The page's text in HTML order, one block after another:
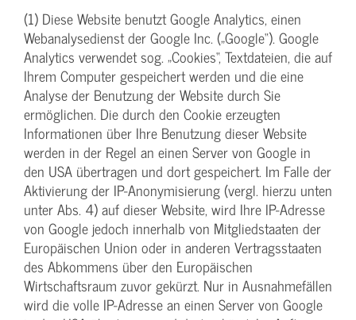
(1) Diese Website benutzt Google Analytics, einen
Webanalysedienst der Google Inc. („Google“). Google
Analytics verwendet sog. „Cookies“, Textdateien, die auf
Ihrem Computer gespeichert werden und die eine
Analyse der Benutzung der Website durch Sie
ermöglichen. Die durch den Cookie erzeugten
Informationen über Ihre Benutzung dieser Website
werden in der Regel an einen Server von Google in
den USA übertragen und dort gespeichert. Im Falle der
Aktivierung der IP-Anonymisierung (vergl. hierzu unten
unter Abs. 4) auf dieser Website, wird Ihre IP-Adresse
von Google jedoch innerhalb von Mitgliedstaaten der
Europäischen Union oder in anderen Vertragsstaaten
des Abkommens über den Europäischen
Wirtschaftsraum zuvor gekürzt. Nur in Ausnahmefällen
wird die volle IP-Adresse an einen Server von Google